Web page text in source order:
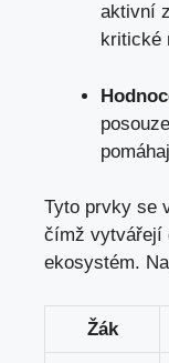
aktivní
kritické
Tyto prvky se
čímž vytvářejí
ekosystém.
Žák